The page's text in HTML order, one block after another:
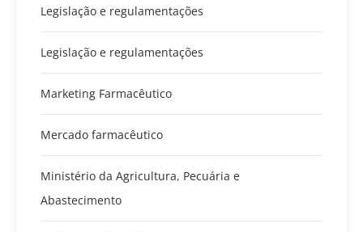
Legislação e regulamentações
Legislação e regulamentações
Marketing Farmacêutico
Mercado farmacêutico
Ministério da Agricultura, Pecuária e
Abastecimento